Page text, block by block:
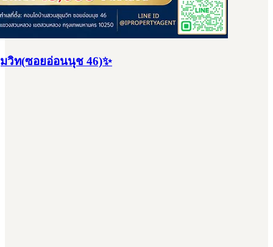
วิท(ซอยอ่อนนุช 46)✨